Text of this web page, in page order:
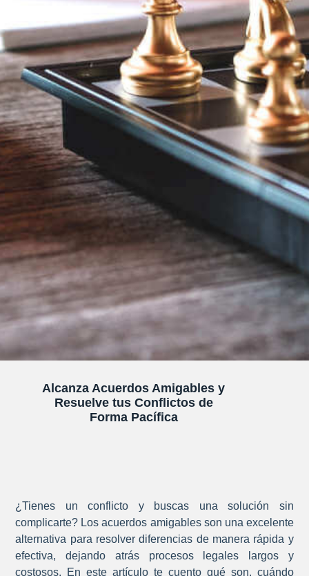
Alcanza Acuerdos Amigables y
Resuelve tus Conflictos de
Forma Pacífica
¿Tienes un conflicto y buscas una solución sin
complicarte? Los acuerdos amigables son una excelente
alternativa para resolver diferencias de manera rápida y
efectiva, dejando atrás procesos legales largos y
costosos. En este artículo te cuento qué son, cuándo